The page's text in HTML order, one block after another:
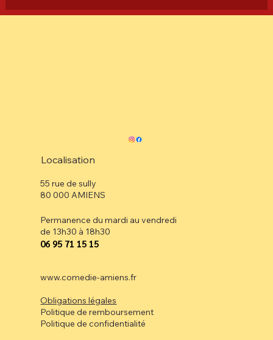
Localisation
55 rue de sully
80 000 AMIENS
Permanence du mardi au vendredi
de 13h30 à 18h30
⁠06 95 71 15 15
www.comedie-amiens.fr
Obligations légales
Politique de remboursement
Politique de confidentialité